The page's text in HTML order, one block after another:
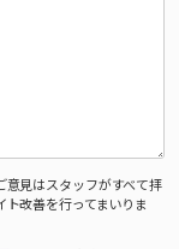
意見はスタッフがすべて拝
改善を行ってまいりま